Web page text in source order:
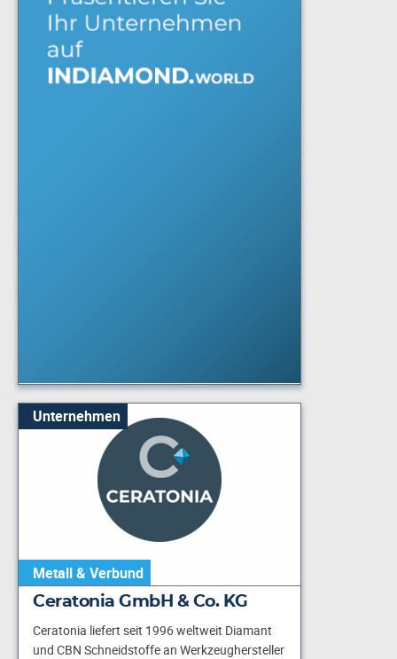
Unternehmen
Metall & Verbund
Ceratonia GmbH & Co. KG
Ceratonia liefert seit 1996 weltweit Diamant
und CBN Schneidstoffe an Werkzeughersteller